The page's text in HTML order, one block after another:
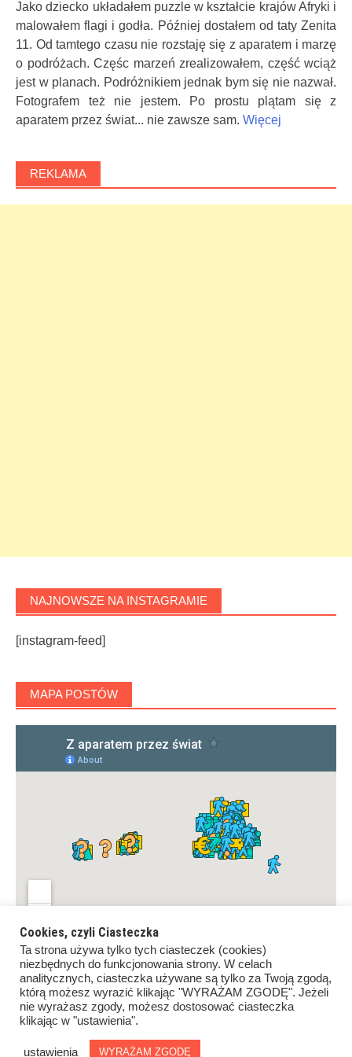
Jako dziecko układałem puzzle w kształcie krajów Afryki i
malowałem flagi i godła. Później dostałem od taty Zenita
11. Od tamtego czasu nie rozstaję się z aparatem i marzę
o podróżach. Częśc marzeń zrealizowałem, część wciąż
jest w planach. Podróżnikiem jednak bym się nie nazwał.
Fotografem też nie jestem. Po prostu plątam się z
aparatem przez świat... nie zawsze sam. Więcej
REKLAMA
NAJNOWSZE NA INSTAGRAMIE
[instagram-feed]
MAPA POSTÓW
Proudly powered byWordPress.|Theme: Awaken by
Cookies, czyli Ciasteczka
Ta strona używa tylko tych ciasteczek (cookies)
niezbędnych do funkcjonowania strony. W celach
analitycznych, ciasteczka używane są tylko za Twoją zgodą,
którą możesz wyrazić klikając "WYRAŻAM ZGODĘ". Jeżeli
nie wyrażasz zgody, możesz dostosować ciasteczka
klikając w "ustawienia".
ustawienia WYRAŻAM ZGODĘ